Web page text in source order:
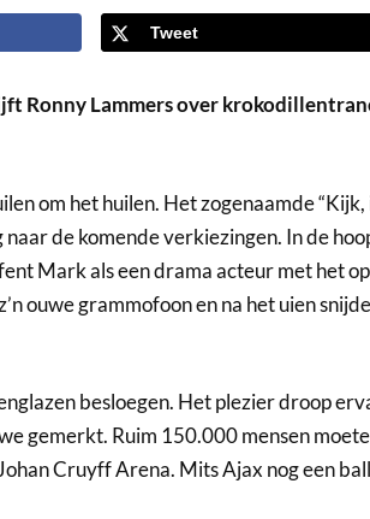
Tweet
Ronny Lammers over
om het huilen. Het zogenaamde
de komende verkiezingen. In de
Mark als een drama acteur met het
ouwe grammofoon en na het uien
besloegen. Het plezier droop
gemerkt. Ruim 150.000 mensen
Cruyff Arena. Mits Ajax nog een